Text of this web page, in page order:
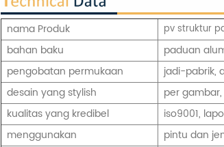
nama Produk pv struktur
bahan baku
paduan
pengobatan permukaan
jadi-pabrik,
desain yang stylish
per
kualitas yang kredibel
iso9001,
menggunakan
pintu dan